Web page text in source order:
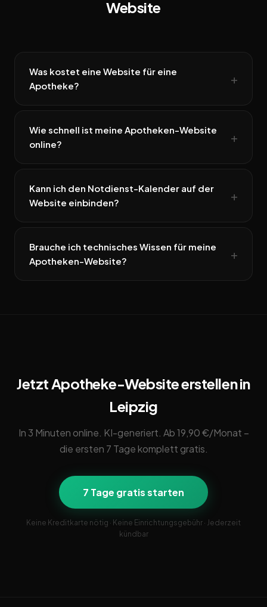
Website
Was kostet eine Website für eine
Apotheke?
Wie schnell ist meine Apotheken-Website
online?
Kann ich den Notdienst-Kalender auf der
Website einbinden?
Brauche ich technisches Wissen für meine
Apotheken-Website?
Jetzt Apotheke-Website erstellen in
Leipzig
In 3 Minuten online. KI-generiert. Ab 19,90 €/Monat –
die ersten 7 Tage komplett gratis.
7 Tage gratis starten
Keine Kreditkarte nötig · Keine Einrichtungsgebühr · Jederzeit
kündbar